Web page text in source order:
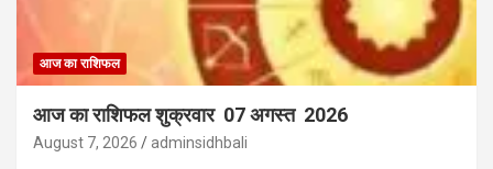
आज का राशिफल
आज का राशिफल शुक्रवार 07 अगस्त 2026
August 7, 2026 adminsidhbali